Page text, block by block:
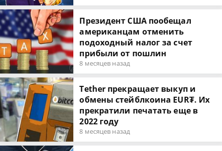
Президент США пообещал
американцам отменить
подоходный налог за счет
прибыли от пошлин
8 месяцев назад
Tether прекращает выкуп и
обмены стейблкоина EUR₮. Их
прекратили печатать еще в
2022 году
8 месяцев назад